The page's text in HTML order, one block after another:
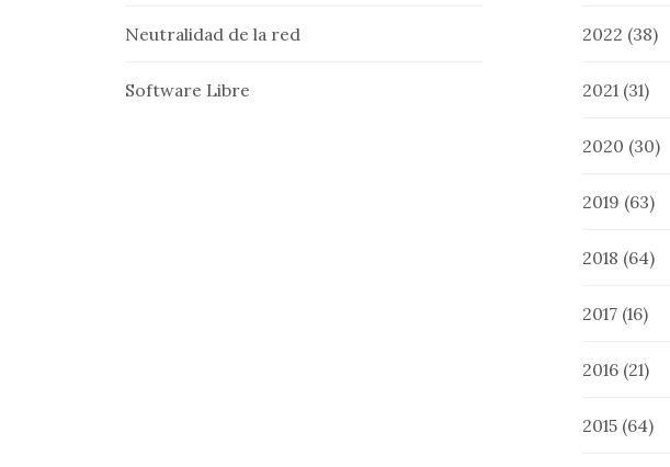
Neutralidad de la red
Software Libre
2022 (38)
2021 (31)
2020 (30)
2019 (63)
2018 (64)
2017 (16)
2016 (21)
2015 (64)